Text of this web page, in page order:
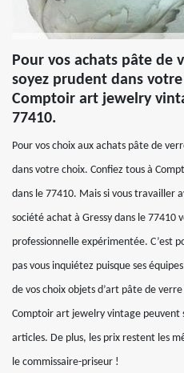
Pour vos achats pâte de
soyez prudent dans
Comptoir art jewelry
77410.
Pour vos choix aux achats pâte de
dans votre choix. Confiez tous à
dans le 77410. Mais si vous travailler
société achat à Gressy dans le 77410
professionnelle expérimentée. C’est
pas vous inquiétez puisque ses
de vos choix objets d’art pâte de
Comptoir art jewelry vintage peuvent
articles. De plus, les prix restent les
le commissaire-priseur !